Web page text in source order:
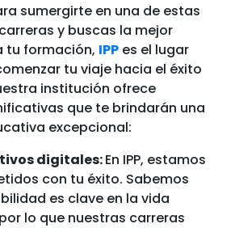
sumergirte en una de estas
y buscas la mejor
tu formación, IPP es el lugar
tu viaje hacia el éxito
institución ofrece
que te brindarán una
excepcional:
digitales:En IPP, estamos
con tu éxito. Sabemos
es clave en la vida
lo que nuestras carreras